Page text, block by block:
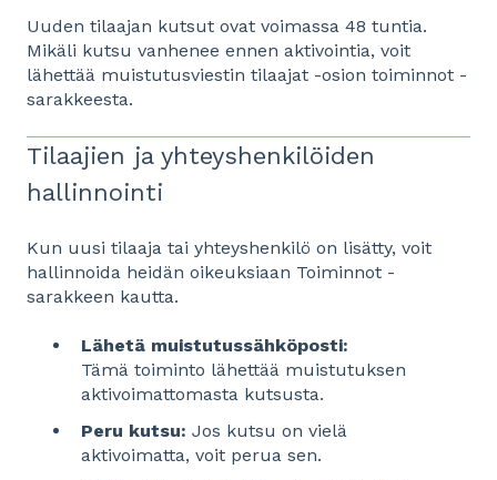
Uuden tilaajan kutsut ovat voimassa 48 tuntia.
Mikäli kutsu vanhenee ennen aktivointia, voit
lähettää muistutusviestin tilaajat -osion toiminnot -
sarakkeesta.
Tilaajien ja yhteyshenkilöiden
hallinnointi
Kun uusi tilaaja tai yhteyshenkilö on lisätty, voit
hallinnoida heidän oikeuksiaan Toiminnot -
sarakkeen kautta.
Lähetä muistutussähköposti:
Tämä toiminto lähettää muistutuksen
aktivoimattomasta kutsusta.
Peru kutsu: Jos kutsu on vielä
aktivoimatta, voit perua sen.